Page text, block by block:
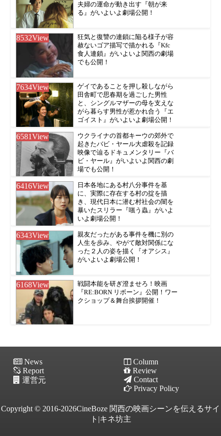
夫婦の運命が動き出す『朝が来
る』がいよいよ劇場公開！
8532View
狂気と復讐の連鎖に陥る様子が容
赦ないゴア描写で描かれる『Kfc
食人連鎖』がいよいよ関西の劇場
でも公開！
7634View
ゲイであることを押し殺しながら
田舎町で思春期を過ごした男性
と、シングルマザーの母を支えな
がら暮らす男性が惹かれ合う『エ
ゴイスト』がいよいよ劇場公開！
6581View
ウクライナの首都キーウの郊外で
起きたバビ・ヤール大虐殺を記録
映像で辿るドキュメンタリー『バ
ビ・ヤール』がいよいよ関西の劇
場でも公開！
6416View
日本各地にある村八分事件を基
に、実際に存在する村の掟を描
き、現代日本に潜む村社会の闇を
暴いたスリラー『嗤う蟲』がいよ
いよ劇場公開！
6343View
親友だったがある事件を機に別の
人生を歩み、やがて敵対関係にな
った２人の姿を描く『オアシス』
がいよいよ劇場公開！
6168View
戦闘本能を研ぎ澄ませろ！映画
『RE:BORN リボーン』公開！ワー
クショップ＆舞台挨拶開催！
News
Column
Report
Review
運営元
Contact
Privacy Policy
Copyright © 2016-2026CineBoze 関西の映画シーンを伝えるサイ
ト|キネ坊主